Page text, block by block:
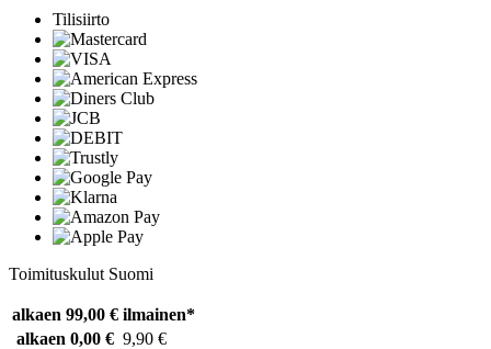
Tilisiirto
Toimituskulut Suomi
alkaen 99,00 € ilmainen*
alkaen 0,00 € 9,90 €